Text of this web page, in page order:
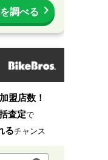
調べる
盟店数！
査定で
るチャンス